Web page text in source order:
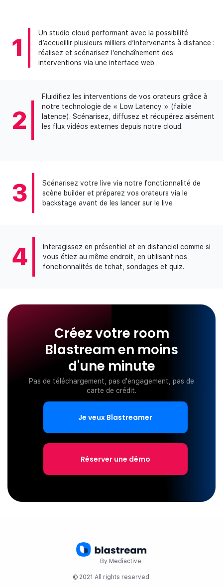
1
Un studio cloud performant avec la possibilité
d’accueillir plusieurs milliers d’intervenants à distance :
réalisez et scénarisez l’enchaînement des
interventions via une interface web
2
Fluidifiez les interventions de vos orateurs grâce à
notre technologie de « Low Latency » (faible
latence). Scénarisez, diffusez et récupérez aisément
les flux vidéos externes depuis notre cloud.
3
Scénarisez votre live via notre fonctionnalité de
scène builder et préparez vos orateurs via le
backstage avant de les lancer sur le live
4
Interagissez en présentiel et en distanciel comme si
vous étiez au même endroit, en utilisant nos
fonctionnalités de tchat, sondages et quiz.
Créez votre room
Blastream en moins
d'une minute
Pas de téléchargement, pas d'engagement, pas de
carte de crédit.
Je veux Blastreamer
Réserver une démo
By Mediactive
© 2021 All rights reserved.